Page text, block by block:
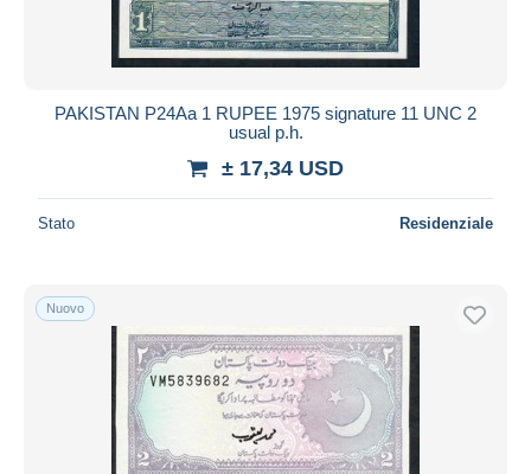
PAKISTAN P24Aa 1 RUPEE 1975 signature 11 UNC 2
usual p.h.
± 17,34 USD
Stato Residenziale
Nuovo